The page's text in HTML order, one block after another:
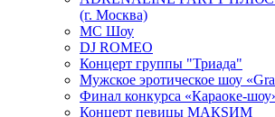
(г. Москва)
MC Шоу
DJ ROMEO
Концерт группы "Триада"
Мужское эротическое шоу
Финал конкурса «Караоке-
Концерт певицы МАКSИМ